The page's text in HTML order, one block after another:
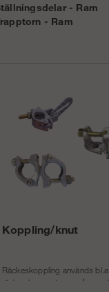
- Ram
- Ram
Koppling/knut
Räckeskoppling används
räcke ska monteras på ram